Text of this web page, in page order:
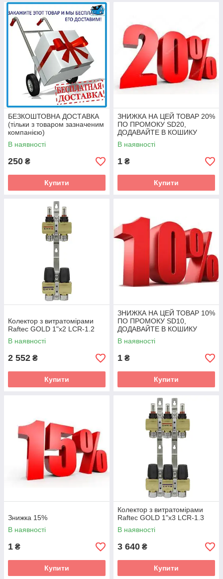
БЕЗКОШТОВНА ДОСТАВКА
(тільки з товаром зазначеним
компанією)
В наявності
250 ₴
Купити
ЗНИЖКА НА ЦЕЙ ТОВАР 20%
ПО ПРОМОКУ SD20,
ДОДАВАЙТЕ В КОШИКУ
В наявності
1 ₴
Купити
Колектор з витратомірами
Raftec GOLD 1"х2 LCR-1.2
В наявності
2 552 ₴
Купити
ЗНИЖКА НА ЦЕЙ ТОВАР 10%
ПО ПРОМОКУ SD10,
ДОДАВАЙТЕ В КОШИКУ
В наявності
1 ₴
Купити
Знижка 15%
В наявності
1 ₴
Купити
Колектор з витратомірами
Raftec GOLD 1"х3 LCR-1.3
В наявності
3 640 ₴
Купити